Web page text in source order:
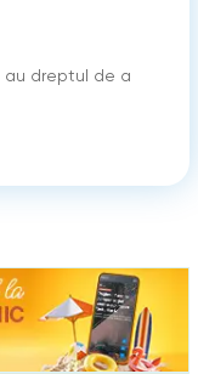
au dreptul de a